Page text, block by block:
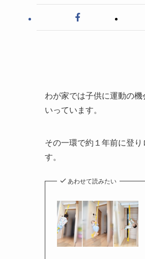
わが家では子供に運動の
いっています。
その一環で約１年前に登
す。
あわせて読みたい